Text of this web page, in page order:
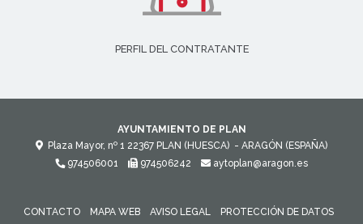
PERFIL DEL CONTRATANTE
AYUNTAMIENTO DE PLAN
Plaza Mayor, nº 1 22367 PLAN (HUESCA) - ARAGÓN (ESPAÑA)
974506001
974506242 aytoplan@aragon.es
CONTACTO MAPA WEB AVISO LEGAL
PROTECCIÓN DE DATOS